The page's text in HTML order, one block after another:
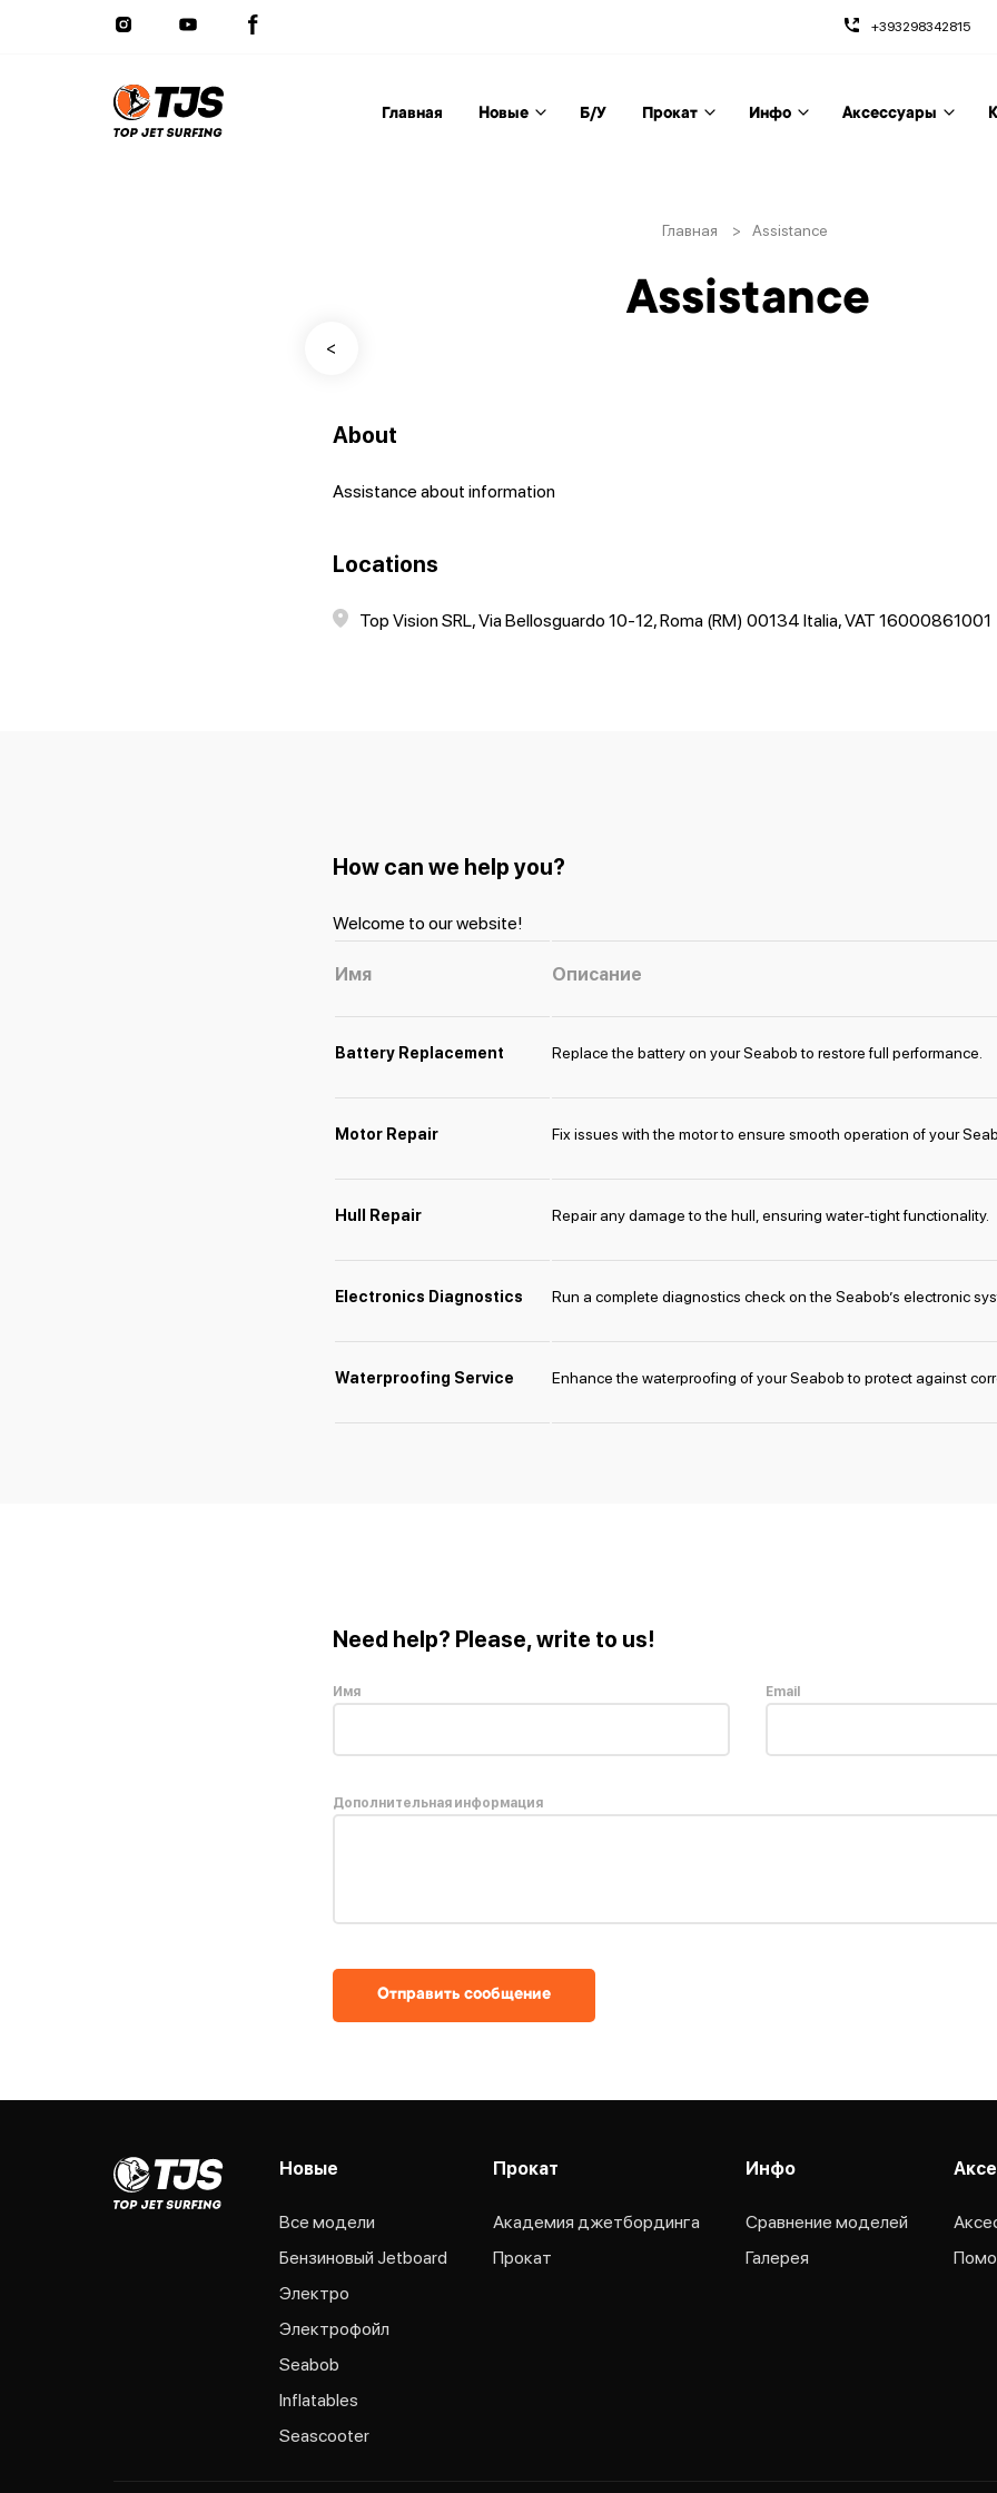
+393298342815
Главная Новые Б/У Прокат Инфо Аксессуары
Главная > Assistance
Assistance
<
About
Assistance about information
Locations
Top Vision SRL, Via Bellosguardo 10-12, Roma (RM) 00134 Italia, VAT 16000861001
How can we help you?
Welcome to our website!
Имя Описание
Battery Replacement Replace the battery on your Seabob to restore full performance.
Motor Repair Fix issues with the motor to ensure smooth operation of your
Hull Repair Repair any damage to the hull, ensuring water-tight functionality.
Electronics Diagnostics Run a complete diagnostics check on the Seabob’s electronic
Waterproofing Service Enhance the waterproofing of your Seabob to protect against
Need help? Please, write to us!
Имя Email
Дополнительная информация
Отправить сообщение
Новые
Все модели
Бензиновый Jetboard
Электро
Электрофойл
Seabob
Inflatables
Seascooter
Прокат
Академия джетбординга
Прокат
Инфо
Сравнение моделей
Галерея